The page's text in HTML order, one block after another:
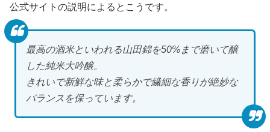
公式サイトの説明によるとこうです。
最高の酒米といわれる山田錦を50%まで磨いて醸
した純米大吟醸。
きれいで新鮮な味と柔らかで繊細な香りが絶妙な
バランスを保っています。